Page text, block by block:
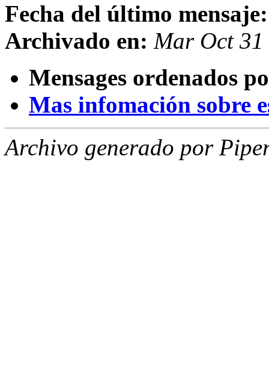
Fecha del último mensaje:
Archivado en: Mar Oct
Mensages ordenados
Mas infomación sobre
Archivo generado por